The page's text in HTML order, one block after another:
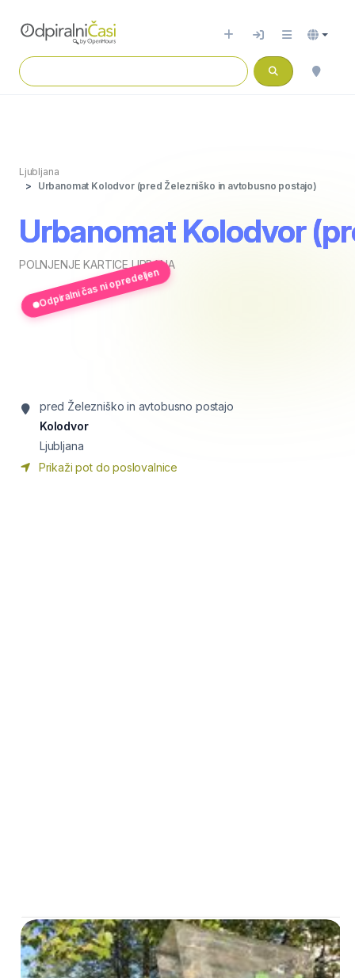
Ljubljana
Urbanomat Kolodvor (pred Železniško in avtobusno postajo)
Urbanomat Kolodvor
POLNJENJE KARTICE URBANA
Odpiralni čas ni opredeljen
pred Železniško in avtobusno postajo
Kolodvor
Ljubljana
Prikaži pot do poslovalnice